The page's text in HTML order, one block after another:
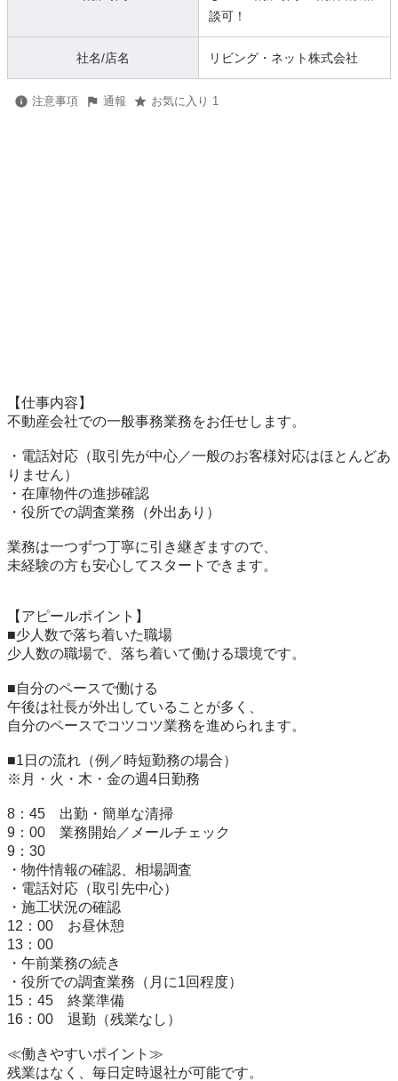
談可！
社名/店名 リビング・ネット株式会社
注意事項 通報 お気に入り 1
【仕事内容】
不動産会社での一般事務業務をお任せします。
・電話対応（取引先が中心／一般のお客様対応はほとんどあ
りません）
・在庫物件の進捗確認
・役所での調査業務（外出あり）
業務は一つずつ丁寧に引き継ぎますので、
未経験の方も安心してスタートできます。
【アピールポイント】
■少人数で落ち着いた職場
少人数の職場で、落ち着いて働ける環境です。
■自分のペースで働ける
午後は社長が外出していることが多く、
自分のペースでコツコツ業務を進められます。
■1日の流れ（例／時短勤務の場合）
※月・火・木・金の週4日勤務
8：45　出勤・簡単な清掃
9：00　業務開始／メールチェック
9：30
・物件情報の確認、相場調査
・電話対応（取引先中心）
・施工状況の確認
12：00　お昼休憩
13：00
・午前業務の続き
・役所での調査業務（月に1回程度）
15：45　終業準備
16：00　退勤（残業なし）
≪働きやすいポイント≫
残業はなく、毎日定時退社が可能です。